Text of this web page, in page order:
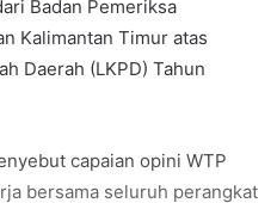
Badan Pemeriksa
Kalimantan Timur atas
Daerah (LKPD) Tahun
capaian opini WTP
bersama seluruh perangkat